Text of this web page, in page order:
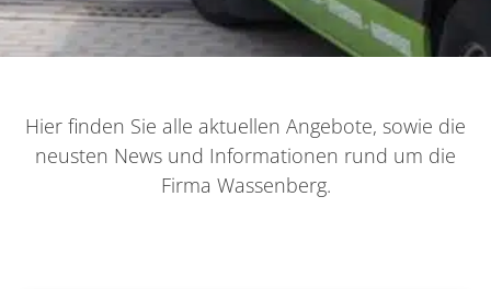
Hier finden Sie alle aktuellen Angebote, sowie die
neusten News und Informationen rund um die
Firma Wassenberg.